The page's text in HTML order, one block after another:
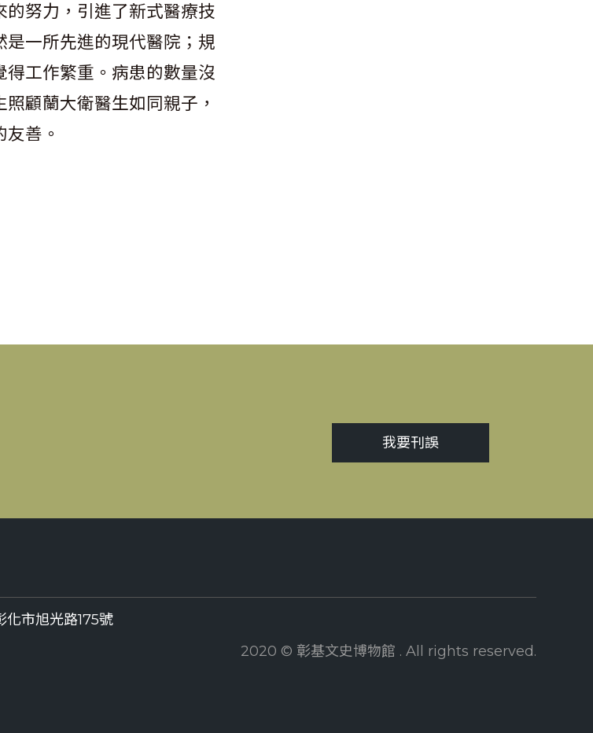
努力，引進了新式醫療技
一所先進的現代醫院；規
工作繁重。病患的數量沒
顧蘭大衛醫生如同親子，
善。
我要刊誤
市旭光路175號
2020 © 彰基文史博物館 . All rights reserved.